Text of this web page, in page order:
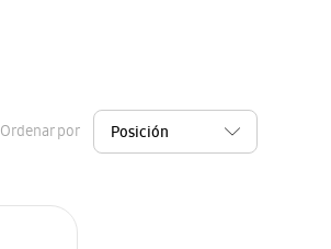
Ordenar por